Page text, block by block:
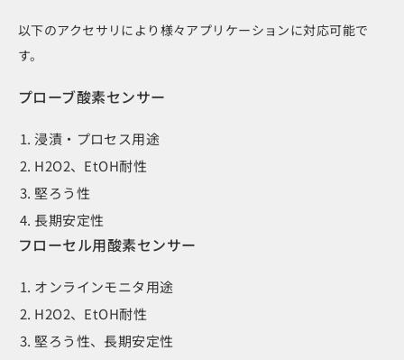
以下のアクセサリにより様々アプリケーションに対応可能で
す。
プローブ酸素センサー
浸漬・プロセス用途
H2O2、EtOH耐性
堅ろう性
長期安定性
フローセル用酸素センサー
オンラインモニタ用途
H2O2、EtOH耐性
堅ろう性、長期安定性